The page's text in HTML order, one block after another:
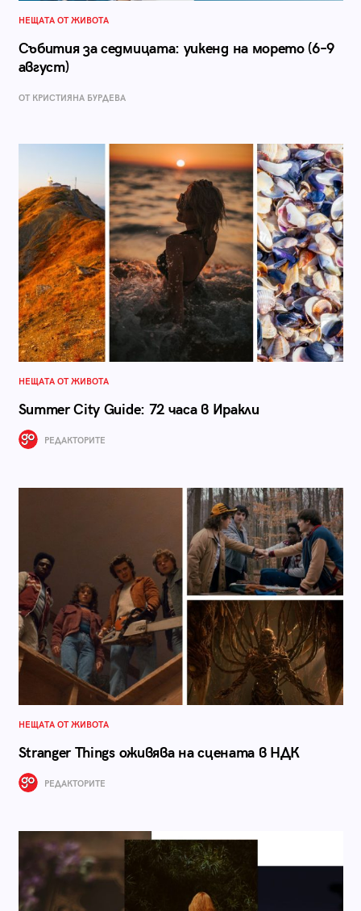
НЕЩАТА ОТ ЖИВОТА
Събития за седмицата: уикенд на морето (6–9
август)
ОТ КРИСТИЯНА БУРДЕВА
НЕЩАТА ОТ ЖИВОТА
Summer City Guide: 72 часа в Иракли
РЕДАКТОРИТЕ
НЕЩАТА ОТ ЖИВОТА
Stranger Things оживява на сцената в НДК
РЕДАКТОРИТЕ